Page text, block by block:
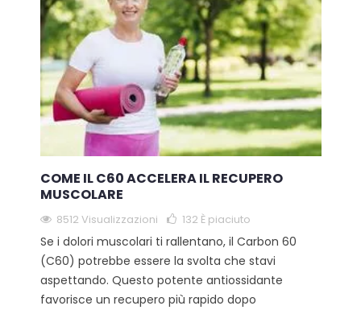
COME IL C60 ACCELERA IL RECUPERO
MUSCOLARE
8512 Visualizzazioni 132 È piaciuto
Se i dolori muscolari ti rallentano, il Carbon 60
(C60) potrebbe essere la svolta che stavi
aspettando. Questo potente antiossidante
favorisce un recupero più rapido dopo